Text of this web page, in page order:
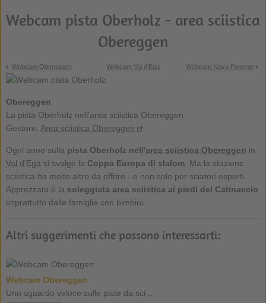
Webcam pista Oberholz - area sciistica
Obereggen
Webcam Obereggen Webcam Val d'Ega Webcam Nova Ponente
Obereggen
La pista Oberholz nell'area sciistica Obereggen
Gestore: Area sciistica Obereggen
Ogni anno sulla pista Oberholz nell'area sciistica Obereggen in
Val d'Ega si svolge la Coppa Europa di slalom. Ma la stazione
sciistica ha molto altro da offrire - e non solo per sciatori esperti.
Apprezzata è la soleggiata area sciistica ai piedi del Catinaccio
soprattutto dalle famiglie con bimbini.
Altri suggerimenti che possono interessarti:
Webcam Obereggen
Uno sguardo veloce sulle piste da sci ...